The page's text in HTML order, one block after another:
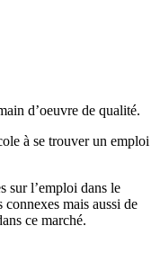
d’oeuvre de qualité.
à se trouver un emploi
sur l’emploi dans le
connexes mais aussi de
ce marché.